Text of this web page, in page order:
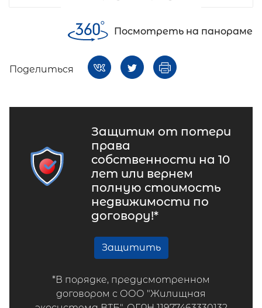
Посмотреть на панораме
Поделиться
Защитим от потери
права
собственности на 10
лет или вернем
полную стоимость
недвижимости по
договору!*
Защитить
*В порядке, предусмотренном
договором с ООО "Жилищная